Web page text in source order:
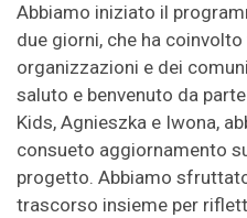
Abbiamo iniziato il
due giorni, che ha
organizzazioni e dei
saluto e benvenuto da
Kids, Agnieszka e Iwona,
consueto aggiornamento
progetto. Abbiamo
trascorso insieme per